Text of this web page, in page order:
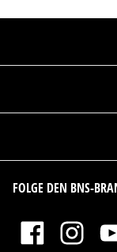
FOLGE DEN BNS-